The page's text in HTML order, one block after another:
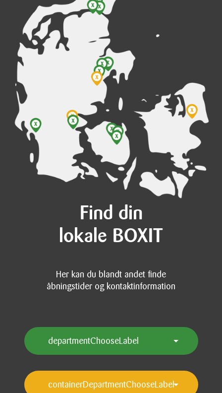
Find din
lokale BOXIT
Her kan du blandt andet finde
åbningstider og kontaktinformation